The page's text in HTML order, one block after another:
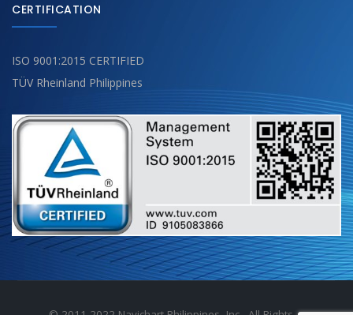
CERTIFICATION
ISO 9001:2015 CERTIFIED
TÜV Rheinland Philippines